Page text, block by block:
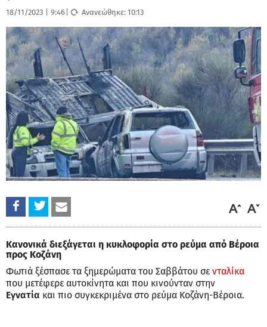
18/11/2023 9:46 Ανανεώθηκε:10:13
Κανονικά διεξάγεται η κυκλοφορία στο ρεύμα από Βέροια
προς Κοζάνη
Φωτιά ξέσπασε τα ξημερώματα του Σαββάτου σε νταλίκα
που μετέφερε αυτοκίνητα και που κινούνταν στην
Εγνατία και πιο συγκεκριμένα στο ρεύμα Κοζάνη-Βέροια.